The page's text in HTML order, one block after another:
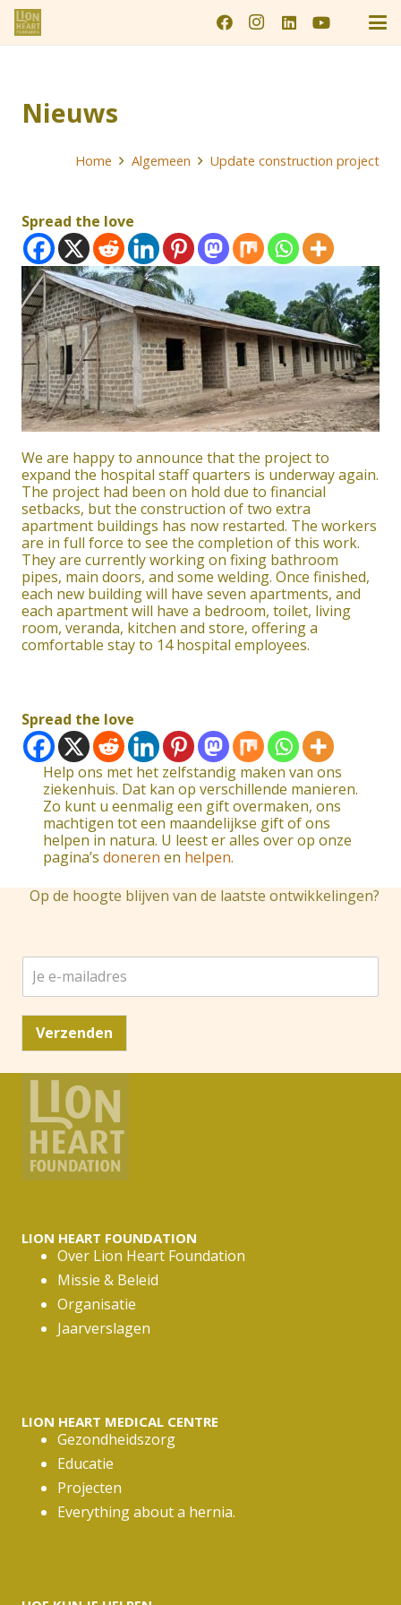
Nieuws
Home Algemeen Update construction project
Spread the love
We are happy to announce that the project to
expand the hospital staff quarters is underway again.
The project had been on hold due to financial
setbacks, but the construction of two extra
apartment buildings has now restarted. The workers
are in full force to see the completion of this work.
They are currently working on fixing bathroom
pipes, main doors, and some welding. Once finished,
each new building will have seven apartments, and
each apartment will have a bedroom, toilet, living
room, veranda, kitchen and store, offering a
comfortable stay to 14 hospital employees.
Spread the love
Help ons met het zelfstandig maken van ons
ziekenhuis. Dat kan op verschillende manieren.
Zo kunt u eenmalig een gift overmaken, ons
machtigen tot een maandelijkse gift of ons
helpen in natura. U leest er alles over op onze
pagina’s doneren en helpen.
Op de hoogte blijven van de laatste ontwikkelingen?
e
-
a
i
s
Verzenden
LION HEART FOUNDATION
Over Lion Heart Foundation
Missie & Beleid
Organisatie
Jaarverslagen
LION HEART MEDICAL CENTRE
Gezondheidszorg
Educatie
Projecten
Everything about a hernia.